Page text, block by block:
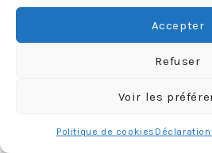
Accepter
Refuser
Voir les
Politique de cookies